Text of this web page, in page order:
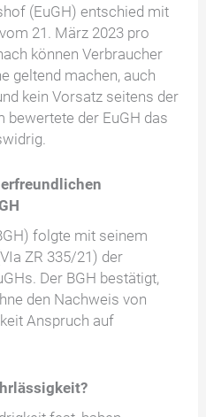
(EuGH) entschied mit
21. März 2023 pro
können Verbraucher
geltend machen, auch
kein Vorsatz seitens der
bewertete der EuGH das
folgte mit seinem
ZR 335/21) der
Der BGH bestätigt,
den Nachweis von
Anspruch auf